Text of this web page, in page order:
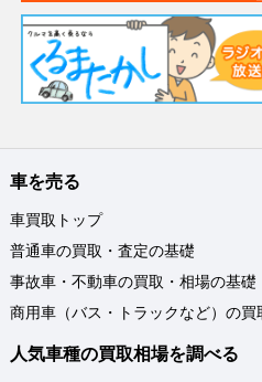
車を売る
車買取トップ
普通車の買取・査定の基礎
事故車・不動車の買取・相場の基礎
商用車（バス・トラックなど）の買
人気車種の買取相場を調べる